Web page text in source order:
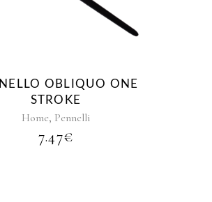
OBLIQUO ONE
STROKE
Home, Pennelli
7.47€